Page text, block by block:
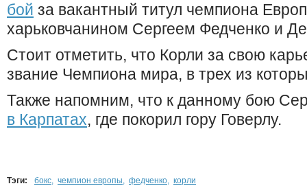
бой за вакантный титул чемпиона
харьковчанином Сергеем Федченко и
Стоит отметить, что Корли за свою
звание Чемпиона мира, в трех из
Также напомним, что к данному бою
в Карпатах, где покорил гору Говерлу.
Тэги: бокс, чемпион европы, федченко, корли